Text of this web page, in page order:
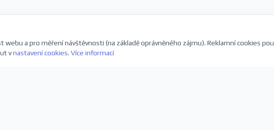
webu a pro měření návštěvnosti (na základě oprávněného zájmu). Reklamní cookies
vnastavení cookies. Více informací